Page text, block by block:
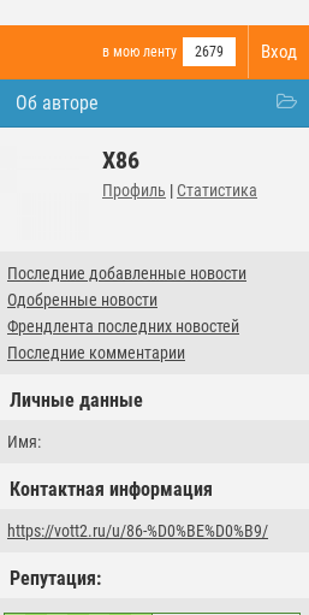
Вход
в мою ленту 2679
Об авторе
X86
Профиль | Статистика
Последние добавленные новости
Одобренные новости
Френдлента последних новостей
Последние комментарии
Личные данные
Имя:
Контактная информация
https://vott2.ru/u/86-%D0%BE%D0%B9/
Репутация: